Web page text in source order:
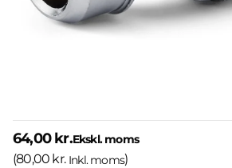
64,00 kr.Ekskl. moms
(80,00 kr. Inkl. moms)